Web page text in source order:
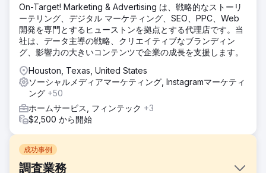
On-Target! Marketing & Advertising は、戦略的なストーリ
ーテリング、デジタル マーケティング、SEO、PPC、Web
開発を専門とするヒューストンを拠点とする代理店です。当
社は、データ主導の戦略、クリエイティブなブランディン
グ、影響力の大きいコンテンツで企業の成長を支援します。
Houston, Texas, United States
ソーシャルメディアマーケティング, Instagramマーケティ
ング +50
ホームサービス, フィンテック +3
$2,500 から開始
成功事例
調査業務